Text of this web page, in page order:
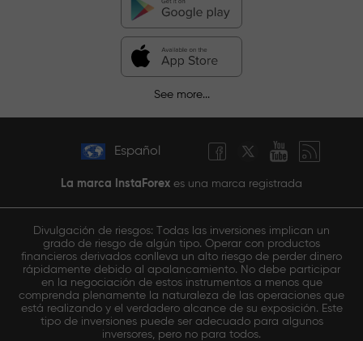
See more...
Español
La marca InstaForex es una marca registrada
Divulgación de riesgos: Todas las inversiones implican un
grado de riesgo de algún tipo. Operar con productos
financieros derivados conlleva un alto riesgo de perder dinero
rápidamente debido al apalancamiento. No debe participar
en la negociación de estos instrumentos a menos que
comprenda plenamente la naturaleza de las operaciones que
está realizando y el verdadero alcance de su exposición. Este
tipo de inversiones puede ser adecuado para algunos
inversores, pero no para todos.